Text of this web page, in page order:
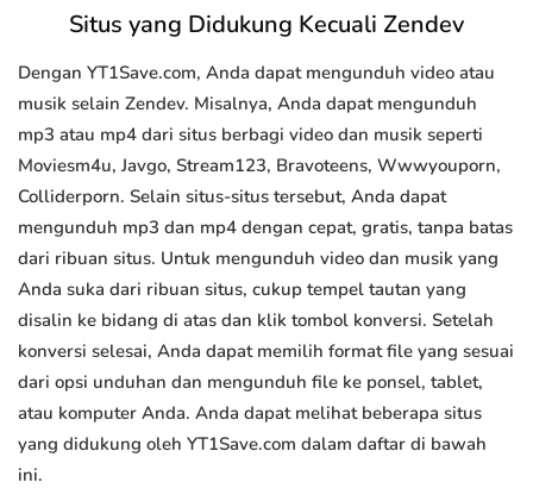
Situs yang Didukung Kecuali Zendev
Dengan YT1Save.com, Anda dapat mengunduh video atau
musik selain Zendev. Misalnya, Anda dapat mengunduh
mp3 atau mp4 dari situs berbagi video dan musik seperti
Moviesm4u, Javgo, Stream123, Bravoteens, Wwwyouporn,
Colliderporn. Selain situs-situs tersebut, Anda dapat
mengunduh mp3 dan mp4 dengan cepat, gratis, tanpa batas
dari ribuan situs. Untuk mengunduh video dan musik yang
Anda suka dari ribuan situs, cukup tempel tautan yang
disalin ke bidang di atas dan klik tombol konversi. Setelah
konversi selesai, Anda dapat memilih format file yang sesuai
dari opsi unduhan dan mengunduh file ke ponsel, tablet,
atau komputer Anda. Anda dapat melihat beberapa situs
yang didukung oleh YT1Save.com dalam daftar di bawah
ini.